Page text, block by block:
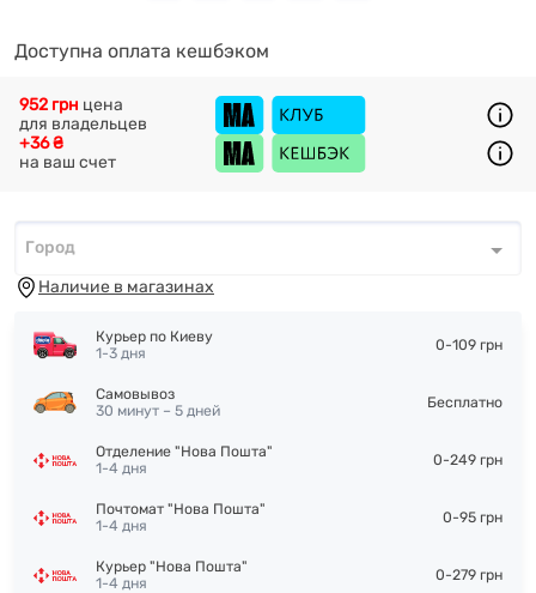
Доступна оплата кешбэком
+36 ₴
на ваш счет
952 грн цена
для владельцев
Город*
Город
Наличие в магазинах
Курьер по Киеву
1-3 дня
0-109 грн
Самовывоз
30 минут – 5 дней
Бесплатно
Отделение "Нова Пошта"
1-4 дня
0-249 грн
Почтомат "Нова Пошта"
1-4 дня
0-95 грн
Курьер "Нова Пошта"
1-4 дня
0-279 грн